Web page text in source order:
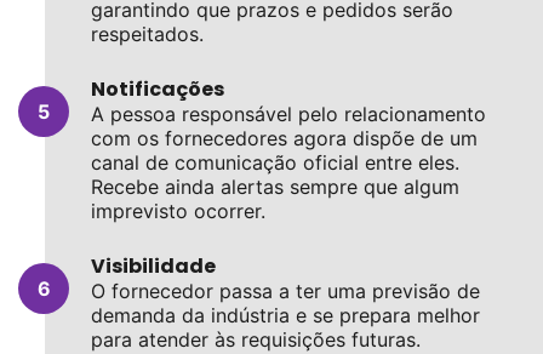
garantindo que prazos e pedidos serão
respeitados.
Notificações
A pessoa responsável pelo relacionamento
com os fornecedores agora dispõe de um
canal de comunicação oficial entre eles.
Recebe ainda alertas sempre que algum
imprevisto ocorrer.
Visibilidade
O fornecedor passa a ter uma previsão de
demanda da indústria e se prepara melhor
para atender às requisições futuras.